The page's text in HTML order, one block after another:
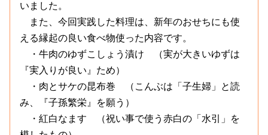
いました。
また、今回実践した料理は、新年のおせちにも使
える縁起の良い食べ物使った内容です。
・ 牛肉のゆずこしょう漬け （実が大きいゆずは
『実入りが良い』ため）
・ 肉とサケの昆布巻 （こんぶは「子生婦」と読
み、『子孫繁栄』を願う）
・ 紅白なます （祝い事で使う赤白の「水引」を